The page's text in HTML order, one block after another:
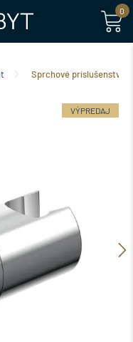
0
Sprchové príslušenstvo
VÝPREDAJ